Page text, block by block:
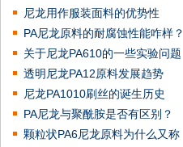
尼龙用作服装面料的优势性
PA尼龙原料的耐腐蚀性能咋样？
关于尼龙PA610的一些实验问题
透明尼龙PA12原料发展趋势
尼龙PA1010刷丝的诞生历史
PA尼龙与聚酰胺是否有区别？
颗粒状PA6尼龙原料为什么又称